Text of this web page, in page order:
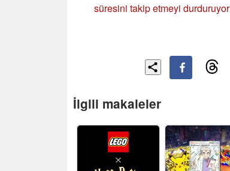
süresini takip etmeyi durduruyor
İlgili makaleler